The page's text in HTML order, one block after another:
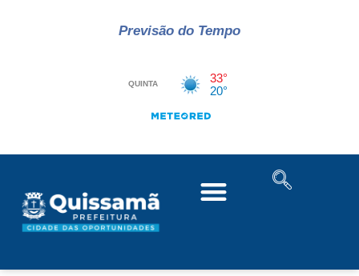
Previsão do Tempo